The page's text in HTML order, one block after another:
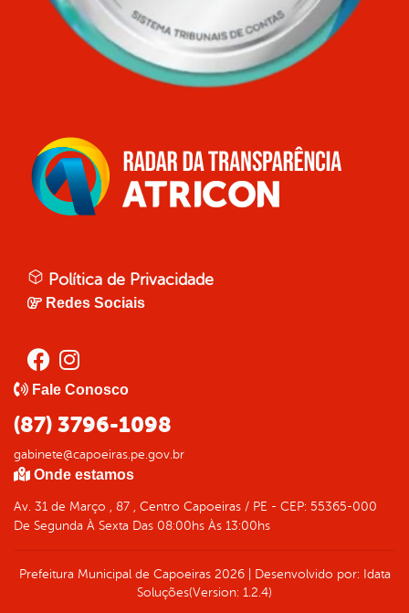
Política de Privacidade
Redes Sociais
Fale Conosco
(87) 3796-1098
gabinete@capoeiras.pe.gov.br
Onde estamos
Av. 31 de Março , 87 , Centro Capoeiras / PE - CEP: 55365-000
De Segunda À Sexta Das 08:00hs Às 13:00hs
Prefeitura Municipal de Capoeiras2026| Desenvolvido por: Idata
Soluções(Version: 1.2.4)